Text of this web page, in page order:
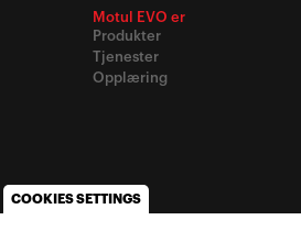
Motul EVO er
Produkter
Tjenester
Opplæring
COOKIES SETTINGS